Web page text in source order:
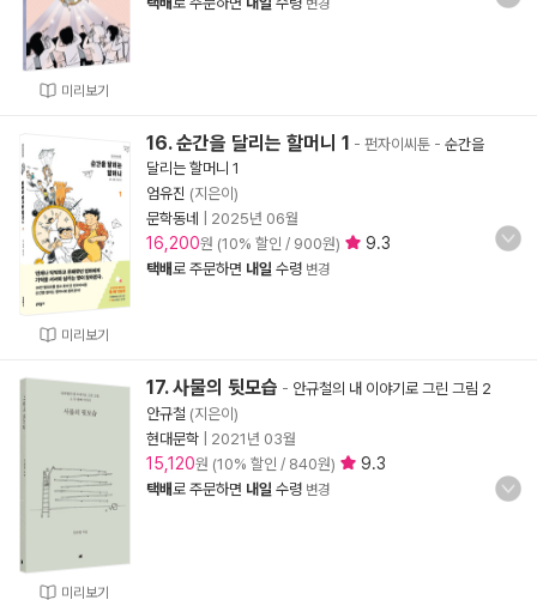
미리보기
변경
미리보기
16. 순간을 달리는 할머니 1 - 펀자이씨툰 - 순간을
달리는 할머니 1
엄유진 (지은이)
문학동네
2025년 06월
16,200원 (10% 할인 / 900원) 9.3
택배로 주문하면 내일 수령 변경
미리보기
17. 사물의 뒷모습 - 안규철의 내 이야기로 그린 그림 2
안규철 (지은이)
현대문학
2021년 03월
15,120원 (10% 할인 / 840원) 9.3
택배로 주문하면 내일 수령 변경